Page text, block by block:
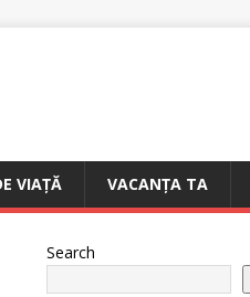
VIAȚĂ VACANȚA TA
Search